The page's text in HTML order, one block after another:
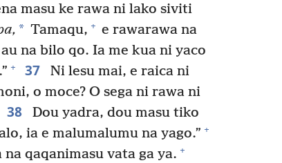
masu ke rawa ni lako siviti
* Tamaqu, + e rawarawa na
na bilo qo. Ia me kua ni yaco
+ 37
Ni lesu mai, e raica ni
o moce? O sega ni rawa ni
38
Dou yadra, dou masu tiko
ia e malumalumu na yago.” +
qaqanimasu vata ga ya. +